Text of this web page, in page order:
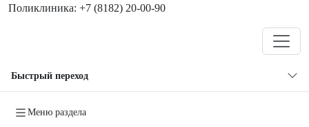
Поликлиника: +7 (8182) 20-00-90
Быстрый переход
Меню раздела